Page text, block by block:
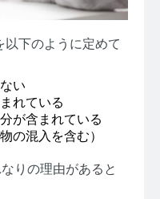
以下のように定めて
い
れている
が含まれている
の混⼊を含む）
りの理由があると